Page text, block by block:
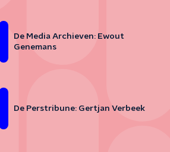
De Media Archieven: Ewout
Genemans
De Perstribune: Gertjan Verbeek